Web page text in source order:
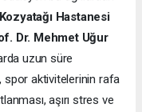
Hastanesi
Dr. Mehmet Uğur
uzun süre
spor aktivitelerinin rafa
aşırı stres ve